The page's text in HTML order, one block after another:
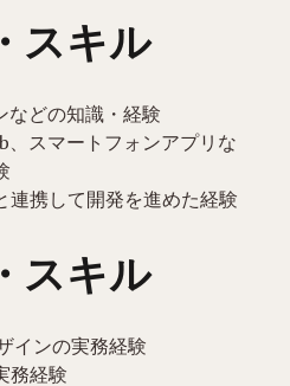
スキル
などの知識・経験
、スマートフォンアプリな
連携して開発を進めた経験
スキル
インの実務経験
務経験